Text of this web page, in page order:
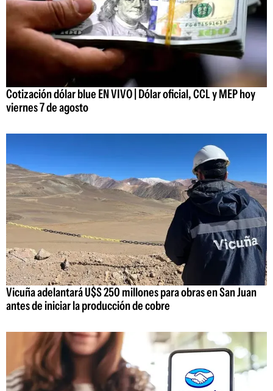
Cotización dólar blue EN VIVO | Dólar oficial, CCL y MEP hoy
viernes 7 de agosto
Vicuña adelantará U$S 250 millones para obras en San Juan
antes de iniciar la producción de cobre